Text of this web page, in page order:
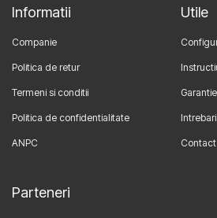
Informatii
Companie
Politica de retur
Termeni si conditii
Politica de confidentialitate
ANPC
Utile
Garantie
Contact
Parteneri